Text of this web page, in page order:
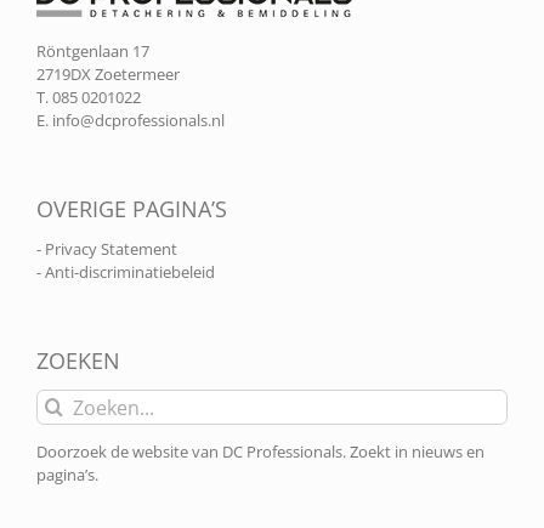
Röntgenlaan 17
2719DX Zoetermeer
T. 085 0201022
E. info@dcprofessionals.nl
OVERIGE PAGINA’S
- Privacy Statement
- Anti-discriminatiebeleid
ZOEKEN
Zoeken
naar:
Doorzoek de website van DC Professionals. Zoekt in nieuws en
pagina’s.